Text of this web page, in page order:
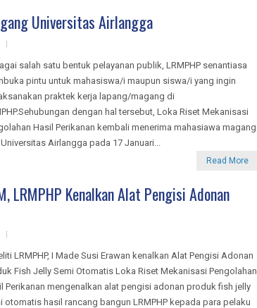
Universitas Airlangga
salah satu bentuk pelayanan publik, LRMPHP senantiasa
pintu untuk mahasiswa/i maupun siswa/i yang ingin
praktek kerja lapang/magang di
dengan hal tersebut, Loka Riset Mekanisasi
Hasil Perikanan kembali menerima mahasiawa magang
Airlangga pada 17 Januari...
Read More
LRMPHP Kenalkan Alat Pengisi Adonan
LRMPHP, I Made Susi Erawan kenalkan Alat Pengisi Adonan
Fish Jelly Semi Otomatis Loka Riset Mekanisasi Pengolahan
Perikanan mengenalkan alat pengisi adonan produk fish jelly
otomatis hasil rancang bangun LRMPHP kepada para pelaku